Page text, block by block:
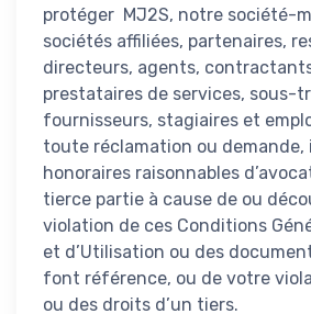
protéger MJ2S, notre société-
sociétés affiliées, partenaires,
directeurs, agents,
prestataires de services, sous-
fournisseurs, stagiaires et
toute réclamation ou demande,
honoraires raisonnables
tierce partie à cause de ou
violation de ces Conditions
et d’Utilisation ou des
font référence, ou de votre
ou des droits d’un tiers.